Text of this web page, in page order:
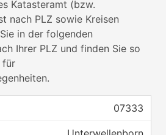
Katasteramt (bzw.
nach PLZ sowie Kreisen
in der folgenden
Ihrer PLZ und finden Sie so
für
07333